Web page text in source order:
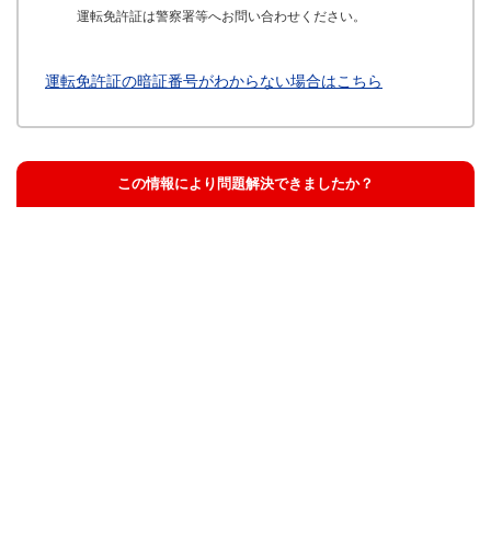
運転免許証は警察署等へお問い合わせください。
運転免許証の暗証番号がわからない場合はこちら
この情報により問題解決できましたか？